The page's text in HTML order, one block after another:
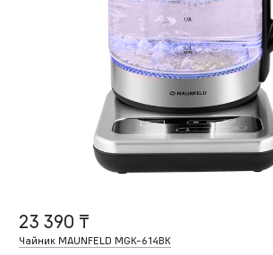
23 390 ₸
Чайник MAUNFELD MGK-614BK